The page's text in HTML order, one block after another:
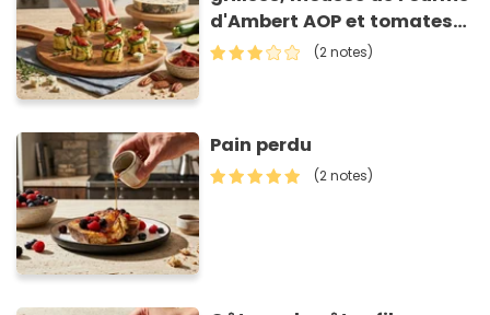
d'Ambert AOP et tomates
séchées
(2 notes)
Pain perdu
(2 notes)